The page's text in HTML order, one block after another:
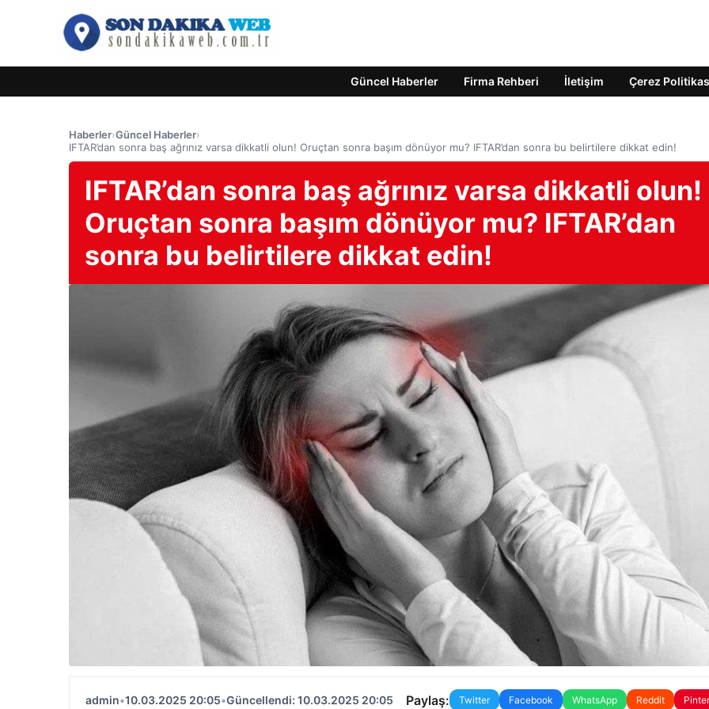
Güncel Haberler Firma Rehberi İletişim Çerez
Haberler›Güncel Haberler›
IFTAR’dan sonra baş ağrınız varsa dikkatli olun! Oruçtan sonra başım dönüyor mu? IFTAR’dan sonra bu belirtilere dikkat edin!
IFTAR’dan sonra baş ağrınız varsa dikkatli olun!
Oruçtan sonra başım dönüyor mu? IFTAR’dan
sonra bu belirtilere dikkat edin!
admin•10.03.2025 20:05•Güncellendi: 10.03.2025 20:05 Paylaş: Twitter Facebook WhatsApp Reddit